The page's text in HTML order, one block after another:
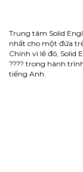
Trung tâm Solid
nhất cho một đứa
Chính vì lẽ đó, Solid
???? trong hành
tiếng Anh.